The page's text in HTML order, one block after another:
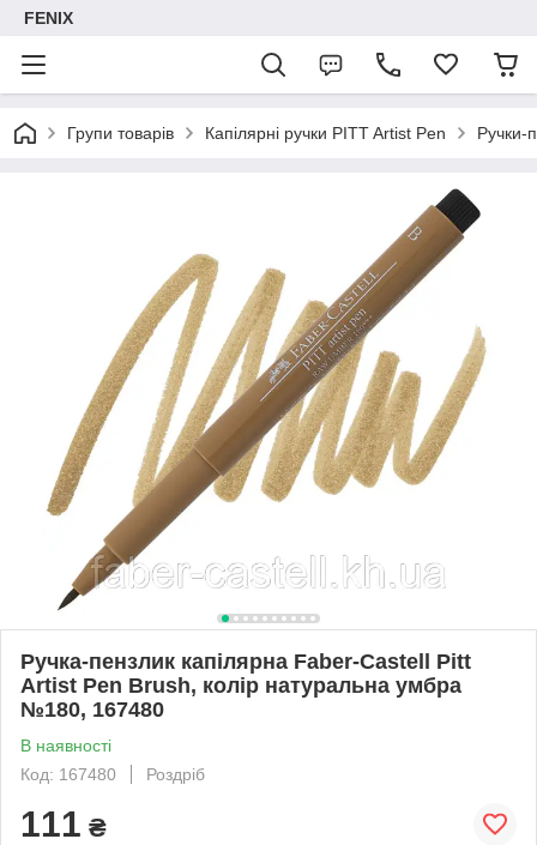
FENIX
Групи товарів Капілярні ручки PITT Artist Pen Ручки-
Ручка-пензлик капілярна Faber-Castell Pitt
Artist Pen Brush, колір натуральна умбра
№180, 167480
В наявності
Код: 167480
Роздріб
111 ₴